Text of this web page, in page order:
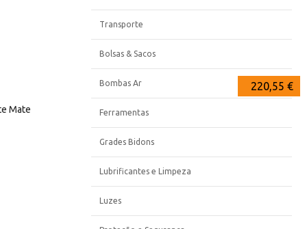
2040,00 €
224,00 €
220,55 €
Mate
Transporte
Bolsas & Sacos
Bombas Ar
Ferramentas
Grades Bidons
Lubrificantes e Limpeza
Luzes